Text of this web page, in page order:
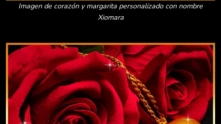
Imagen de corazón y margarita personalizado con nombre
Xiomara